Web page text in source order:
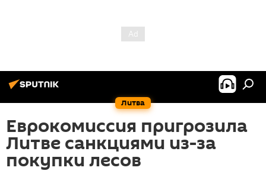
Литва
Еврокомиссия пригрозила
Литве санкциями из-за
покупки лесов